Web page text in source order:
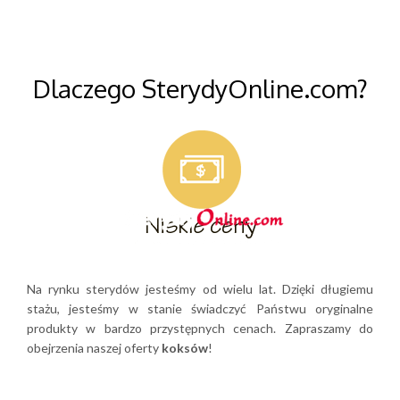
Dlaczego SterydyOnline.com?
Na rynku sterydów jesteśmy od wielu lat. Dzięki długiemu
stażu, jesteśmy w stanie świadczyć Państwu oryginalne
produkty w bardzo przystępnych cenach. Zapraszamy do
obejrzenia naszej oferty koksów!